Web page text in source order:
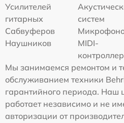
Усилителей
гитарных
систем
Сабвуферов
Наушников
MIDI-
Мы занимаемся ремонтом и
обслуживанием техники
гарантийного периода. Наш
работает независимо и не
авторизации от